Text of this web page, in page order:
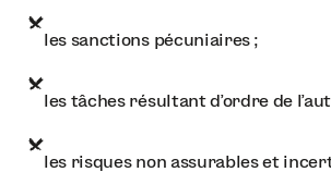
les sanctions pécuniaires ;
les tâches résultant d’ordre de
les risques non assurables et